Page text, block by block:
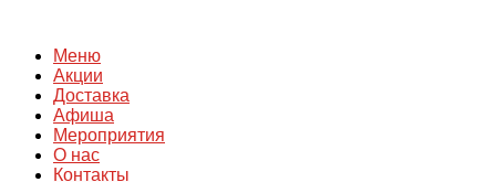
содержимому
Меню
Акции
Доставка
Афиша
Мероприятия
О нас
Контакты